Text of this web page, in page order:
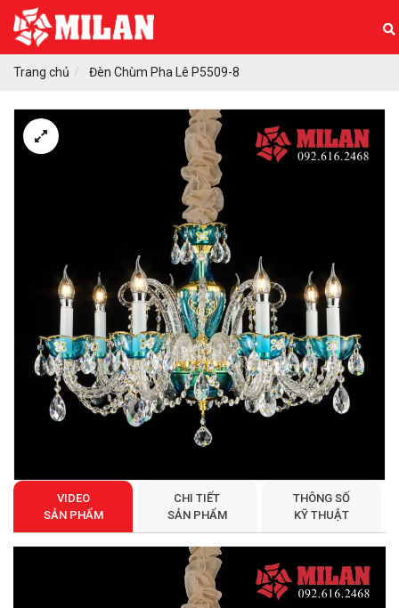
Trang chủ Đèn Chùm Pha Lê P5509-8
VIDEO
SẢN PHẨM
CHI TIẾT
SẢN PHẨM
THÔNG SỐ
KỸ THUẬT